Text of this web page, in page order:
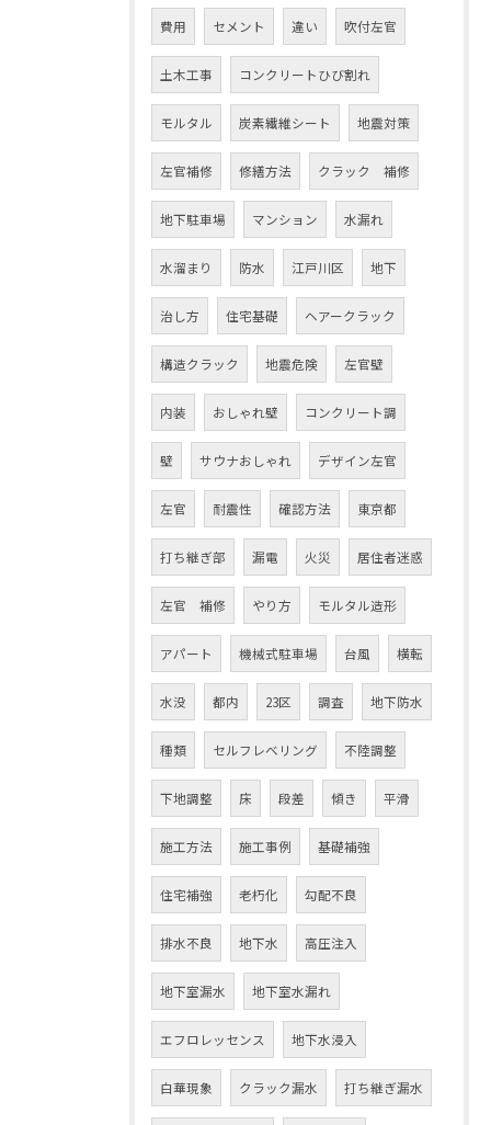
費用 セメント 違い 吹付左官
土木工事 コンクリートひび割れ
モルタル 炭素繊維シート 地震対策
左官補修 修繕方法 クラック 補修
地下駐車場 マンション 水漏れ
水溜まり 防水 江戸川区 地下
治し方 住宅基礎 ヘアークラック
構造クラック 地震危険 左官壁
内装 おしゃれ壁 コンクリート調
壁 サウナおしゃれ デザイン左官
左官 耐震性 確認方法 東京都
打ち継ぎ部 漏電 火災 居住者迷惑
左官 補修 やり方 モルタル造形
アパート 機械式駐車場 台風 横転
水没 都内 23区 調査 地下防水
種類 セルフレベリング 不陸調整
下地調整 床 段差 傾き 平滑
施工方法 施工事例 基礎補強
住宅補強 老朽化 勾配不良
排水不良 地下水 高圧注入
地下室漏水 地下室水漏れ
エフロレッセンス 地下水浸入
白華現象 クラック漏水 打ち継ぎ漏水